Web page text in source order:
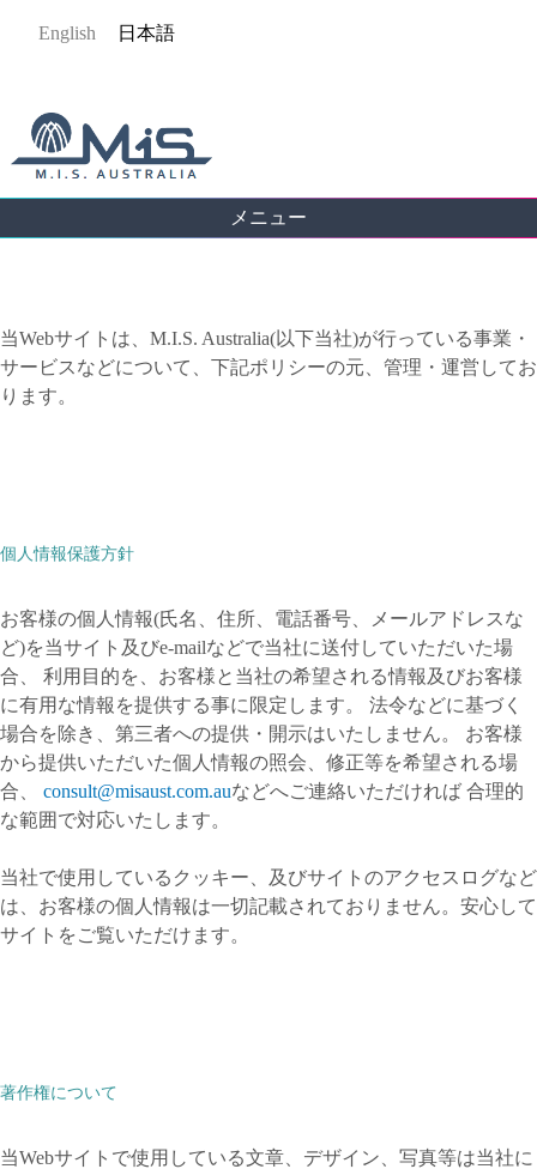
English 日本語
メニュー
to
top
当Webサイトは、M.I.S. Australia(以下当社)が行っている事業・
サービスなどについて、下記ポリシーの元、管理・運営してお
ります。
個人情報保護方針
お客様の個人情報(氏名、住所、電話番号、メールアドレスな
ど)を当サイト及びe-mailなどで当社に送付していただいた場
合、 利用目的を、お客様と当社の希望される情報及びお客様
に有用な情報を提供する事に限定します。 法令などに基づく
場合を除き、第三者への提供・開示はいたしません。 お客様
から提供いただいた個人情報の照会、修正等を希望される場
合、 consult@misaust.com.auなどへご連絡いただければ 合理的
な範囲で対応いたします。
当社で使用しているクッキー、及びサイトのアクセスログなど
は、お客様の個人情報は一切記載されておりません。安心して
サイトをご覧いただけます。
著作権について
当Webサイトで使用している文章、デザイン、写真等は当社に